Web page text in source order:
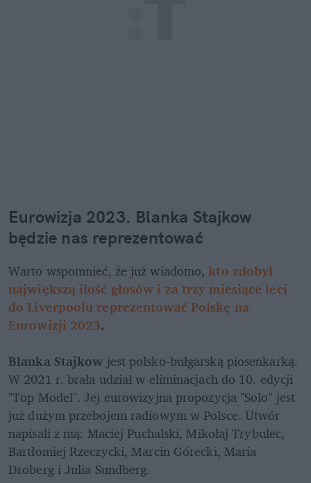
Eurowizja 2023. Blanka Stajkow
będzie nas reprezentować
Warto wspomnieć, że już wiadomo, kto zdobył
największą ilość głosów i za trzy miesiące leci
do Liverpoolu reprezentować Polskę na
Eurowizji 2023.
Blanka Stajkow jest polsko-bułgarską piosenkarką.
W 2021 r. brała udział w eliminacjach do 10. edycji
"Top Model". Jej eurowizyjna propozycja "Solo" jest
już dużym przebojem radiowym w Polsce. Utwór
napisali z nią: Maciej Puchalski, Mikołaj Trybulec,
Bartłomiej Rzeczycki, Marcin Górecki, Maria
Droberg i Julia Sundberg.